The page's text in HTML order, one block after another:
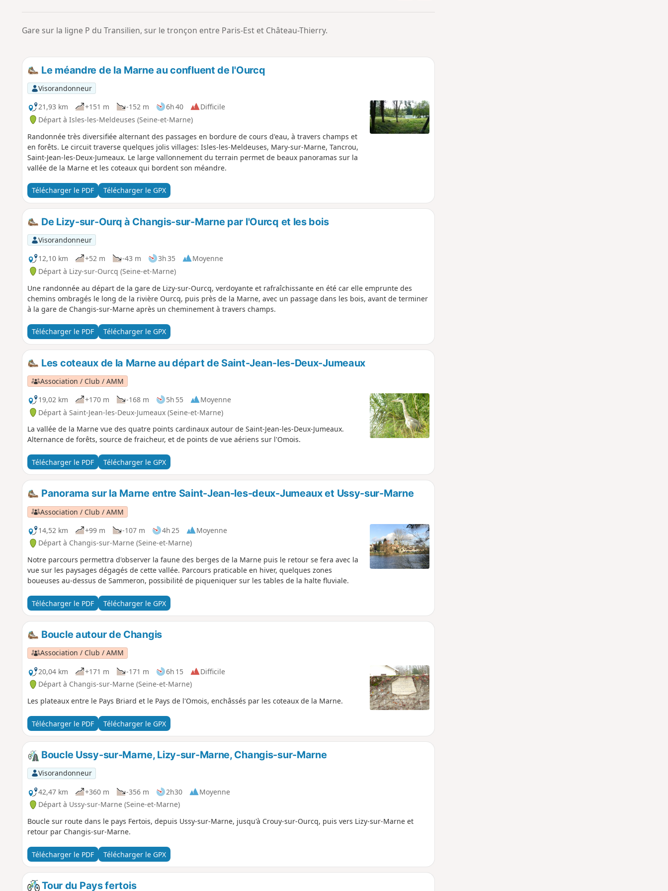
a
o
Gare sur la ligne P du Transilien, sur le tronçon entre Paris-Est et Château-Thierry.
Le méandre de la Marne au confluent de l'Ourcq
Visorandonneur
21,93 km
+151 m -152 m 6h 40
Difficile
Départ à Isles-les-Meldeuses (Seine-et-Marne)
Randonnée très diversifiée alternant des passages en bordure de cours d'eau, à travers champs et
en forêts. Le circuit traverse quelques jolis villages: Isles-les-Meldeuses, Mary-sur-Marne, Tancrou,
Saint-Jean-les-Deux-Jumeaux. Le large vallonnement du terrain permet de beaux panoramas sur la
vallée de la Marne et les coteaux qui bordent son méandre.
Télécharger le PDF Télécharger le GPX
De Lizy-sur-Ourq à Changis-sur-Marne par l'Ourcq et les bois
Visorandonneur
12,10 km
+52 m -43 m 3h 35
Moyenne
Départ à Lizy-sur-Ourcq (Seine-et-Marne)
Une randonnée au départ de la gare de Lizy-sur-Ourcq, verdoyante et rafraîchissante en été car elle emprunte des
chemins ombragés le long de la rivière Ourcq, puis près de la Marne, avec un passage dans les bois, avant de terminer
à la gare de Changis-sur-Marne après un cheminement à travers champs.
Télécharger le PDF Télécharger le GPX
Les coteaux de la Marne au départ de Saint-Jean-les-Deux-Jumeaux
Association / Club / AMM
19,02 km
+170 m -168 m 5h 55
Moyenne
Départ à Saint-Jean-les-Deux-Jumeaux (Seine-et-Marne)
La vallée de la Marne vue des quatre points cardinaux autour de Saint-Jean-les-Deux-Jumeaux.
Alternance de forêts, source de fraicheur, et de points de vue aériens sur l'Omois.
Télécharger le PDF Télécharger le GPX
Panorama sur la Marne entre Saint-Jean-les-deux-Jumeaux et Ussy-sur-Marne
Association / Club / AMM
14,52 km
+99 m -107 m 4h 25
Moyenne
Départ à Changis-sur-Marne (Seine-et-Marne)
Notre parcours permettra d'observer la faune des berges de la Marne puis le retour se fera avec la
vue sur les paysages dégagés de cette vallée. Parcours praticable en hiver, quelques zones
boueuses au-dessus de Sammeron, possibilité de piqueniquer sur les tables de la halte fluviale.
Télécharger le PDF Télécharger le GPX
Boucle autour de Changis
Association / Club / AMM
20,04 km
+171 m -171 m 6h 15
Difficile
Départ à Changis-sur-Marne (Seine-et-Marne)
Les plateaux entre le Pays Briard et le Pays de l'Omois, enchâssés par les coteaux de la Marne.
Télécharger le PDF Télécharger le GPX
Boucle Ussy-sur-Marne, Lizy-sur-Marne, Changis-sur-Marne
Visorandonneur
42,47 km
+360 m -356 m 2h30
Moyenne
Départ à Ussy-sur-Marne (Seine-et-Marne)
Boucle sur route dans le pays Fertois, depuis Ussy-sur-Marne, jusqu'à Crouy-sur-Ourcq, puis vers Lizy-sur-Marne et
retour par Changis-sur-Marne.
Télécharger le PDF Télécharger le GPX
Tour du Pays fertois